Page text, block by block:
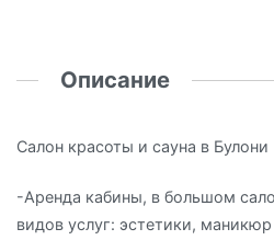
Описание
Салон красоты и сауна в Булони
-Аренда кабины, в большом
видов услуг: эстетики,